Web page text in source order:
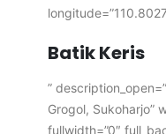
Batik Keris
”
Grogol, Sukoharjo”
fullwidth=”0″